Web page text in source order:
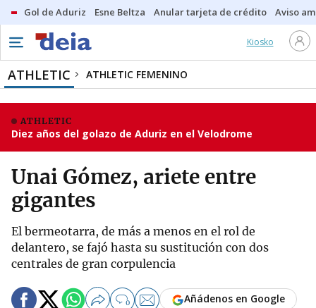
Gol de Aduriz Esne Beltza Anular tarjeta de crédito Aviso
Kiosko
ATHLETIC ATHLETIC FEMENINO
ATHLETIC
Diez años del golazo de Aduriz en el Velodrome
Unai Gómez, ariete entre
gigantes
El bermeotarra, de más a menos en el rol de
delantero, se fajó hasta su sustitución con dos
centrales de gran corpulencia
0 Añádenos en Google